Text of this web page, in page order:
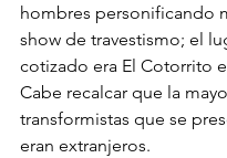
hombres personificando
show de travestismo; el
cotizado era El Cotorrito
Cabe recalcar que la
transformistas que se
eran extranjeros.